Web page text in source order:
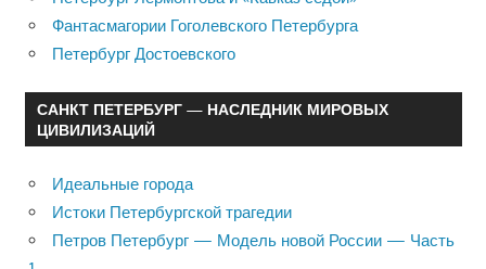
Фантасмагории Гоголевского Петербурга
Петербург Достоевского
САНКТ ПЕТЕРБУРГ — НАСЛЕДНИК МИРОВЫХ
ЦИВИЛИЗАЦИЙ
Идеальные города
Истоки Петербургской трагедии
Петров Петербург — Модель новой России — Часть